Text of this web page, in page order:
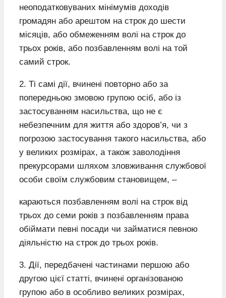
неоподатковуваних мінімумів доходів
громадян або арештом на строк до шести
місяців, або обмеженням волі на строк до
трьох років, або позбавленням волі на той
самий строк.
2. Ті самі дії, вчинені повторно або за
попередньою змовою групою осіб, або із
застосуванням насильства, що не є
небезпечним для життя або здоров’я, чи з
погрозою застосування такого насильства, або
у великих розмірах, а також заволодіння
прекурсорами шляхом зловживання службової
особи своїм службовим становищем, –
караються позбавленням волі на строк від
трьох до семи років з позбавленням права
обіймати певні посади чи займатися певною
діяльністю на строк до трьох років.
3. Дії, передбачені частинами першою або
другою цієї статті, вчинені організованою
групою або в особливо великих розмірах,